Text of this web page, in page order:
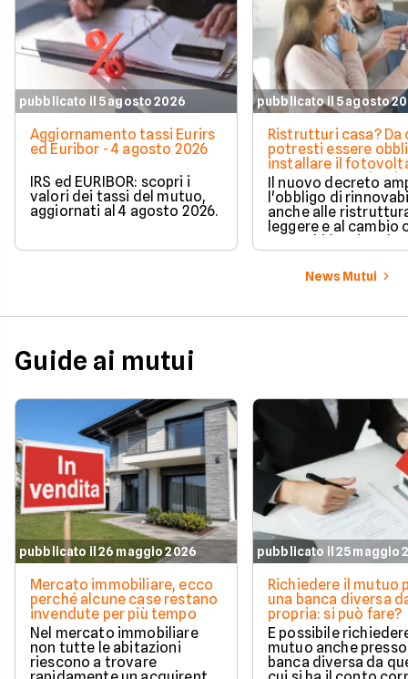
pubblicato il 5 agosto 2026
Aggiornamento tassi Eurirs
ed Euribor - 4 agosto 2026
IRS ed EURIBOR: scopri i
valori dei tassi del mutuo,
aggiornati al 4 agosto 2026.
pubblicato il 5 agosto
Ristrutturi casa? Da
potresti essere
installare il
nuova norma che
milioni di italiani
Il nuovo decreto
l'obbligo di
anche alle
leggere e al cambio
ecco chi è
cambia in pratica.
News Mutui
Guide ai mutui
pubblicato il 26 maggio 2026
Mercato immobiliare, ecco
perché alcune case restano
invendute per più tempo
Nel mercato immobiliare
non tutte le abitazioni
riescono a trovare
pubblicato il 25 maggio
Richiedere il mutuo
una banca diversa
propria: si può fare?
È possibile
mutuo anche
banca diversa da